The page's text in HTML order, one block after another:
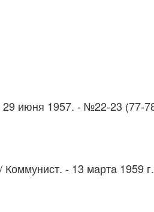
июня 1957. - №22-23 (77-
/ Коммунист. - 13 марта 1959 г.